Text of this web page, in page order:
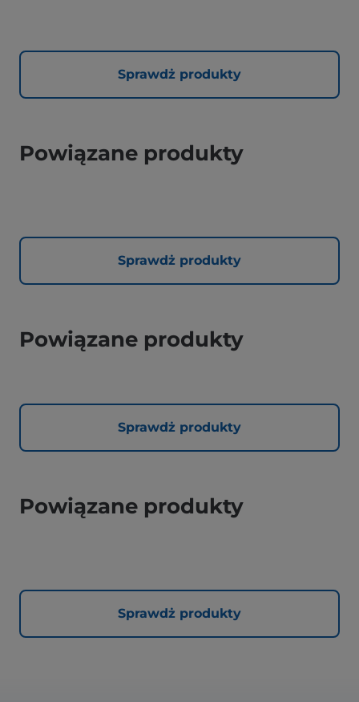
Sprawdż produkty
Powiązane produkty
Sprawdż produkty
Powiązane produkty
Sprawdż produkty
Powiązane produkty
Sprawdż produkty